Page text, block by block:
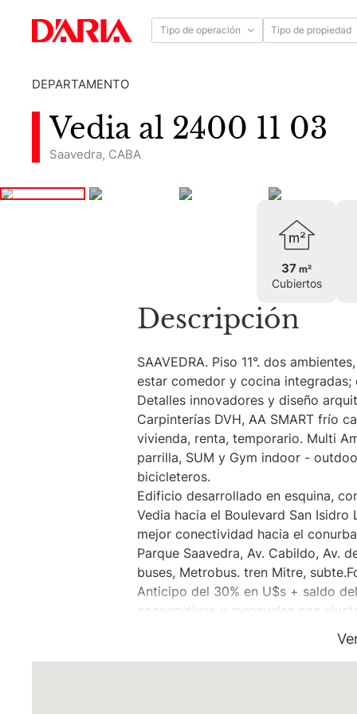
Tipo de operación Tipo de propiedad
DEPARTAMENTO
Vedia al 2400 11 03
Saavedra, CABA
37 m²
Cubiertos
Descripción
SAAVEDRA. Piso 11°. dos
estar comedor y cocina
Detalles innovadores y diseño
Carpinterías DVH, AA SMART frío
vivienda, renta, temporario. Multi
parrilla, SUM y Gym indoor -
bicicleteros.
Edificio desarrollado en esquina,
Vedia hacia el Boulevard San
mejor conectividad hacia el
Parque Saavedra, Av. Cabildo, Av.
buses, Metrobus. tren Mitre,
Anticipo del 30% en U$s + saldo
consecutivas y mensuales con
precio que el de venta al
de U$s 15.978 cada uno +